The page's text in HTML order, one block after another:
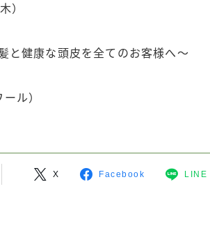
）
と健康な頭皮を全てのお客様へ～
ル）
X Facebook LINE